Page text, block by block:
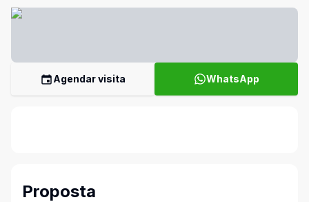
Agendar visita WhatsApp
Proposta